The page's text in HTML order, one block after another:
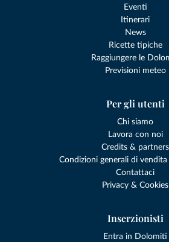
Eventi
Itinerari
News
Ricette tipiche
Raggiungere le
Previsioni meteo
Per gli utenti
Chi siamo
Lavora con noi
Credits & partners
Condizioni generali di
Contattaci
Privacy & Cookies
Inserzionisti
Entra in Dolomiti